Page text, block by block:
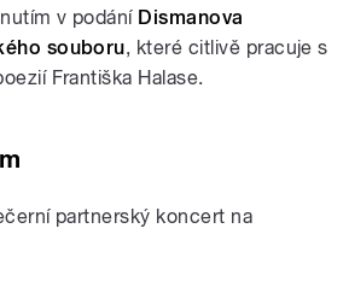
v podání Dismanova
souboru, které citlivě pracuje s
Františka Halase.
partnerský koncert na